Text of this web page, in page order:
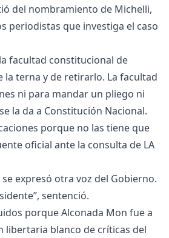
del nombramiento de Michelli,
periodistas que investiga el caso
facultad constitucional de
la terna y de retirarlo. La facultad
ni para mandar un pliego ni
la da a Constitución Nacional.
porque no las tiene que
oficial ante la consulta de LA
expresó otra voz del Gobierno.
sentenció.
porque Alconada Mon fue a
libertaria blanco de críticas del